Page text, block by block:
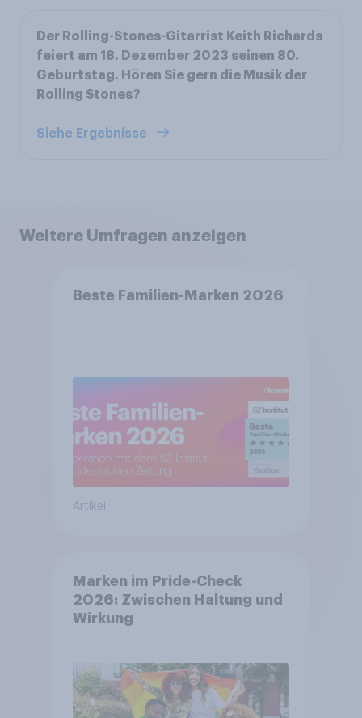
Der Rolling-Stones-Gitarrist Keith Richards
feiert am 18. Dezember 2023 seinen 80.
Geburtstag. Hören Sie gern die Musik der
Rolling Stones?
Siehe Ergebnisse
Weitere Umfragen anzeigen
Beste Familien-Marken 2026
Artikel
Marken im Pride-Check
2026: Zwischen Haltung und
Wirkung